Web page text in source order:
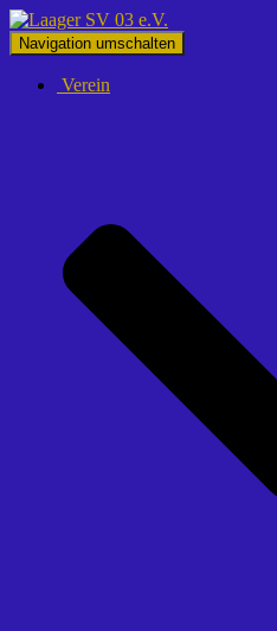
Navigation umschalten
Verein